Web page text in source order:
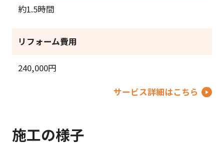
約1.5時間
リフォーム費用
240,000円
サービス詳細はこちら
施工の様子